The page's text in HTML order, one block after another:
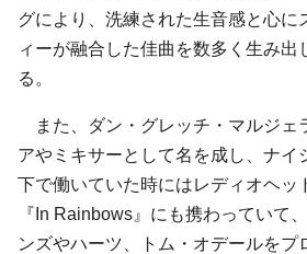
グにより、洗練された生音感と心に
ィーが融合した佳曲を数多く生み出
る。
また、ダン・グレッチ・マルジェ
アやミキサーとして名を成し、ナイ
下で働いていた時にはレディオヘッ
『In Rainbows』にも携わっていて
ンズやハーツ、トム・オデールをプ